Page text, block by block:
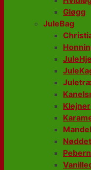
Gløgg
JuleBag
Klejner